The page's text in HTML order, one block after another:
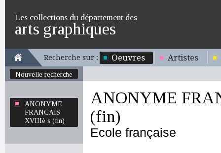
Les collections du département des
arts graphiques
Recherche sur : Oeuvres Artistes
Nouvelle recherche
ANONYME
FRANCAIS
XVIIIè s (fin)
ANONYME
(fin)
Ecole française